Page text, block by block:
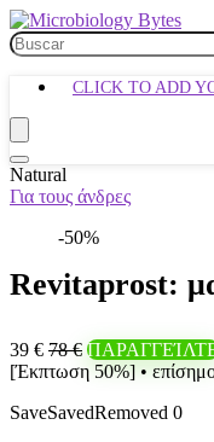
CLICK TO ADD
Natural
Για τους άνδρες
-50%
Revitaprost:
39 € 78 €
[Έκπτωση 50%] •
SaveSavedRemoved 0